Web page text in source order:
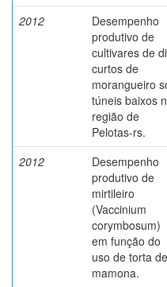
2012
Desempenho
produtivo de
cultivares de
curtos de
morangueiro
túneis baixos
região de
Pelotas-rs.
2012
Desempenho
produtivo de
mirtileiro
(Vaccinium
corymbosum)
em função do
uso de torta de
mamona.